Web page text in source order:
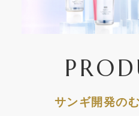
サンギ開発の